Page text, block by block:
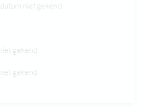
niet gekend
gekend
gekend